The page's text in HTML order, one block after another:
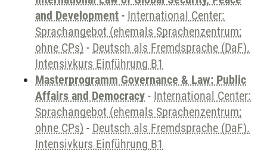
and Development - International Center:
Sprachangebot (ehemals Sprachenzentrum;
ohne CPs) - Deutsch als Fremdsprache (DaF).
Intensivkurs Einführung B1
Masterprogramm Governance & Law: Public
Affairs and Democracy - International Center:
Sprachangebot (ehemals Sprachenzentrum;
ohne CPs) - Deutsch als Fremdsprache (DaF).
Intensivkurs Einführung B1